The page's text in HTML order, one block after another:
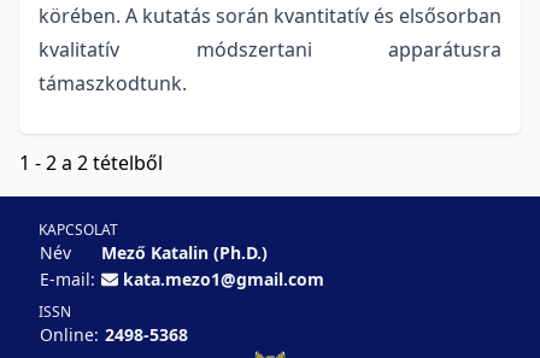
körében. A kutatás során kvantitatív és elsősorban
kvalitatív módszertani apparátusra
támaszkodtunk.
1 - 2 a 2 tételből
KAPCSOLAT
Név
Mező Katalin (Ph.D.)
E-mail:
kata.mezo1@gmail.com
ISSN
Online: 2498-5368